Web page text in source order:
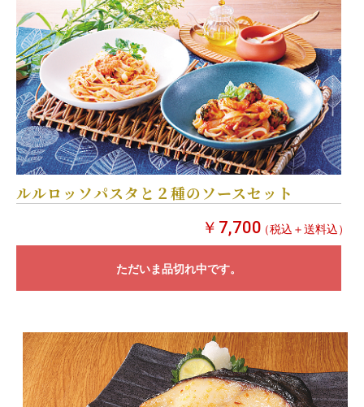
ルルロッソパスタと２種のソースセット
￥7,700（税込＋送料込）
ただいま品切れ中です。